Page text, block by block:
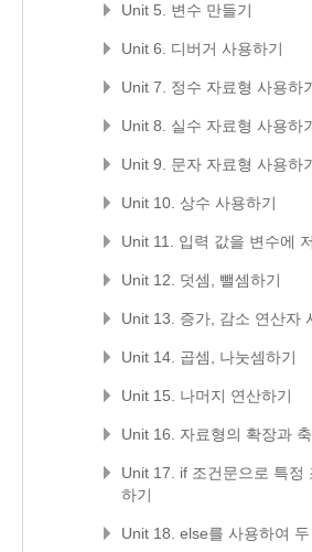
Unit 5. 변수 만들기
Unit 6. 디버거 사용하기
Unit 7. 정수 자료형 사용하
Unit 8. 실수 자료형 사용하
Unit 9. 문자 자료형 사용하
Unit 10. 상수 사용하기
Unit 11. 입력 값을 변수에
Unit 12. 덧셈, 뺄셈하기
Unit 13. 증가, 감소 연산자
Unit 14. 곱셈, 나눗셈하기
Unit 15. 나머지 연산하기
Unit 16. 자료형의 확장과
Unit 17. if 조건문으로 특정
하기
Unit 18. else를 사용하여